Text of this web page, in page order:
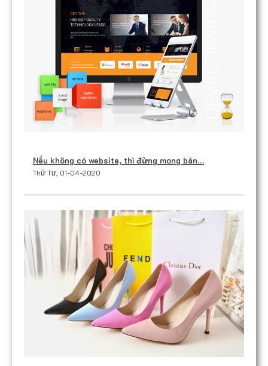
Nếu không có website, thì đừng mong bán…
Thứ Tư, 01-04-2020